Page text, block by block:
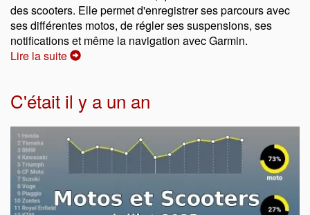
des scooters. Elle permet d'enregistrer ses parcours avec
ses différentes motos, de régler ses suspensions, ses
notifications et même la navigation avec Garmin.
Lire la suite
C'était il y a un an